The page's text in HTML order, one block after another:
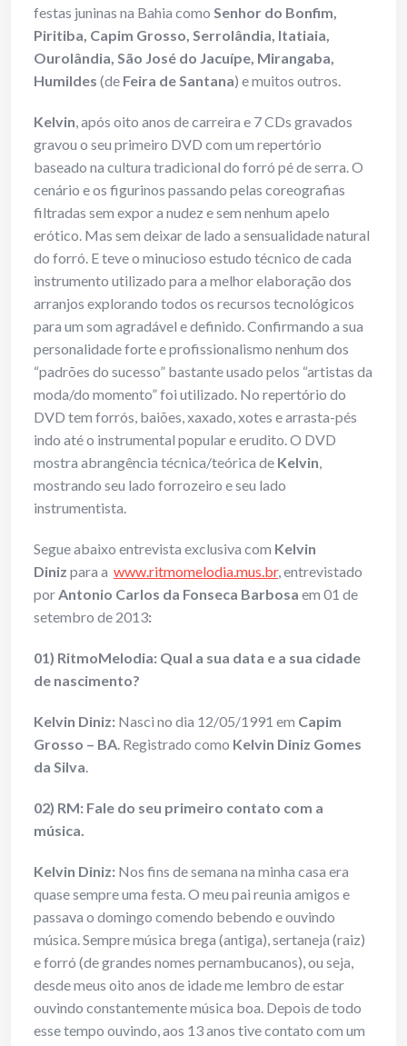
festas juninas na Bahia como Senhor do Bonfim,
Piritiba, Capim Grosso, Serrolândia, Itatiaia,
Ourolândia, São José do Jacuípe, Mirangaba,
Humildes (de Feira de Santana) e muitos outros.
Kelvin, após oito anos de carreira e 7 CDs gravados
gravou o seu primeiro DVD com um repertório
baseado na cultura tradicional do forró pé de serra. O
cenário e os figurinos passando pelas coreografias
filtradas sem expor a nudez e sem nenhum apelo
erótico. Mas sem deixar de lado a sensualidade natural
do forró. E teve o minucioso estudo técnico de cada
instrumento utilizado para a melhor elaboração dos
arranjos explorando todos os recursos tecnológicos
para um som agradável e definido. Confirmando a sua
personalidade forte e profissionalismo nenhum dos
“padrões do sucesso” bastante usado pelos “artistas da
moda/do momento” foi utilizado. No repertório do
DVD tem forrós, baiões, xaxado, xotes e arrasta-pés
indo até o instrumental popular e erudito. O DVD
mostra abrangência técnica/teórica de Kelvin,
mostrando seu lado forrozeiro e seu lado
instrumentista.
Segue abaixo entrevista exclusiva com Kelvin
Diniz para a www.ritmomelodia.mus.br, entrevistado
porAntonio Carlos da Fonseca Barbosa em 01 de
setembro de 2013:
01) RitmoMelodia: Qual a sua data e a sua cidade
de nascimento?
Kelvin Diniz: Nasci no dia 12/05/1991 em Capim
Grosso – BA. Registrado como Kelvin Diniz Gomes
da Silva.
02) RM: Fale do seu primeiro contato com a
música.
Kelvin Diniz: Nos fins de semana na minha casa era
quase sempre uma festa. O meu pai reunia amigos e
passava o domingo comendo bebendo e ouvindo
música. Sempre música brega (antiga), sertaneja (raiz)
e forró (de grandes nomes pernambucanos), ou seja,
desde meus oito anos de idade me lembro de estar
ouvindo constantemente música boa. Depois de todo
esse tempo ouvindo, aos 13 anos tive contato com um